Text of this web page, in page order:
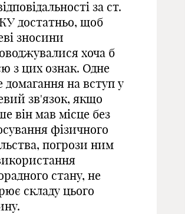
за ст.
достатньо, щоб
зносини
хоча б
з цих ознак. Одне
на вступ у
зв'язок, якщо
він мав місце без
фізичного
погрози ним
стану, не
складу цього